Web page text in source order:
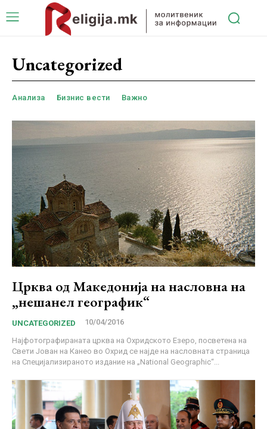
Uncategorized
Анализа Бизнис вести Важно
Црква од Македонија на насловна на
„нешанел географик“
UNCATEGORIZED 10/04/2016
Најфотографираната црква на Охридското Езеро, посветена на
Свети Јован на Канео во Охрид се најде на насловната страница
на Специјализираното издание на „National Geographic“...